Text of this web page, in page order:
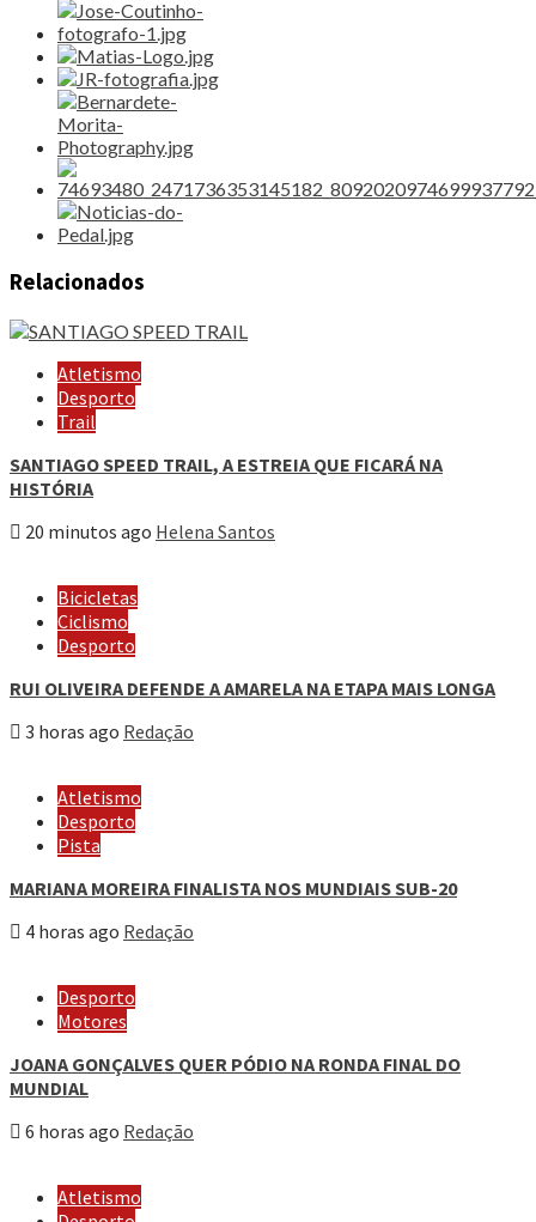
Relacionados
Atletismo
Desporto
Trail
SANTIAGO SPEED TRAIL, A ESTREIA QUE FICARÁ NA
HISTÓRIA
20 minutos ago Helena Santos
Bicicletas
Ciclismo
Desporto
RUI OLIVEIRA DEFENDE A AMARELA NA ETAPA MAIS LONGA
3 horas ago Redação
Atletismo
Desporto
Pista
MARIANA MOREIRA FINALISTA NOS MUNDIAIS SUB-20
4 horas ago Redação
Desporto
Motores
JOANA GONÇALVES QUER PÓDIO NA RONDA FINAL DO
MUNDIAL
6 horas ago Redação
Atletismo